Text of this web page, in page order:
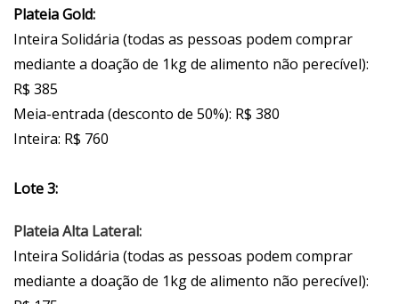
Plateia Gold:
Inteira Solidária (todas as pessoas podem comprar
mediante a doação de 1kg de alimento não perecível):
R$ 385
Meia-entrada (desconto de 50%): R$ 380
Inteira: R$ 760
Lote 3:
Plateia Alta Lateral:
Inteira Solidária (todas as pessoas podem comprar
mediante a doação de 1kg de alimento não perecível):